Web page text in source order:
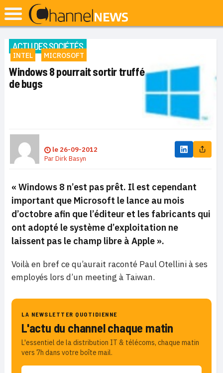
ACTU DES SOCIÉTÉS
INTEL MICROSOFT
Windows 8 pourrait sortir truffé
de bugs
le 26-09-2012
ParDirk Basyn
« Windows 8 n’est pas prêt. Il est cependant
important que Microsoft le lance au mois
d’octobre afin que l’éditeur et les fabricants qui
ont adopté le système d’exploitation ne
laissent pas le champ libre à Apple ».
Voilà en bref ce qu’aurait raconté Paul Otellini à ses
employés lors d’un meeting à Taiwan.
LA NEWSLETTER QUOTIDIENNE
L'actu du channel chaque matin
L'essentiel de la distribution IT & télécoms, chaque matin
vers 7h dans votre boîte mail.